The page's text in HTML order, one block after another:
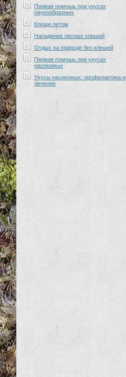
Первая помощь при укусах
паукообразных
Клещи летом
Нападение лесных клещей
Отдых на природе без клещей
Первая помощь при укусах
насекомых
Укусы насекомых: профилактика и
лечение